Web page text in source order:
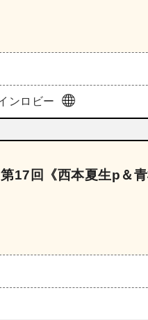
ンロビー
17回《西本夏生p＆